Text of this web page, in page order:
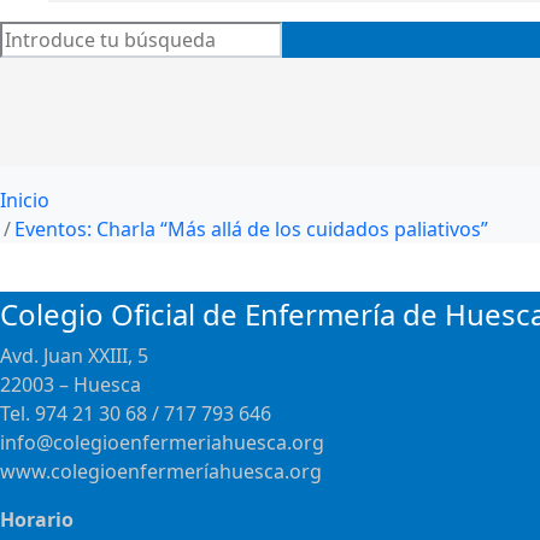
Inicio
Eventos: Charla “Más allá de los cuidados paliativos”
Colegio Oficial de Enfermería de
Avd. Juan XXIII, 5
22003 – Huesca
Tel. 974 21 30 68 / 717 793 646
info@colegioenfermeriahuesca.org
www.colegioenfermeríahuesca.org
Horario